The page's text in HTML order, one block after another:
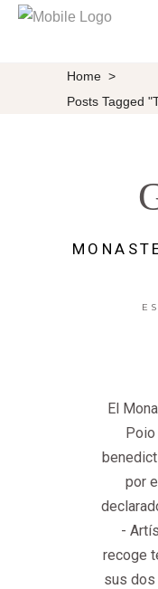
Home >
Posts Tagged
El
Poio
por
-
recoge
sus